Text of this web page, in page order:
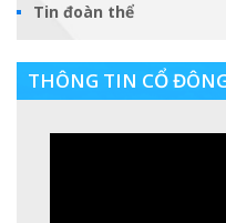
Tin đoàn thể
THÔNG TIN CỔ